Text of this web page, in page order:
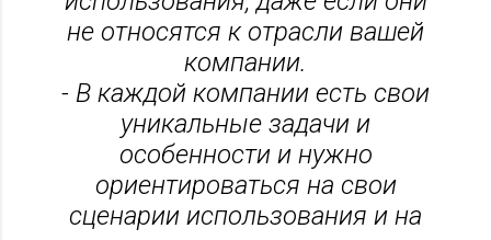
не относятся к отрасли вашей
компании.
- В каждой компании есть свои
уникальные задачи и
особенности и нужно
ориентироваться на свои
сценарии использования и на